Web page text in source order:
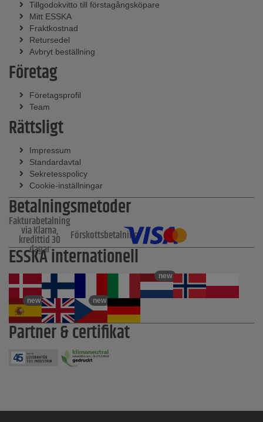
Tillgodokvitto till förstagångsköpare
Mitt ESSKA
Fraktkostnad
Retursedel
Avbryt beställning
Företag
Företagsprofil
Team
Rättsligt
Impressum
Standardavtal
Sekretesspolicy
Cookie-inställningar
Betalningsmetoder
Fakturabetalning
via Klarna,
kredittid 30
dagar
Förskottsbetalning
ESSKA internationell
new
new new
Partner & certifikat